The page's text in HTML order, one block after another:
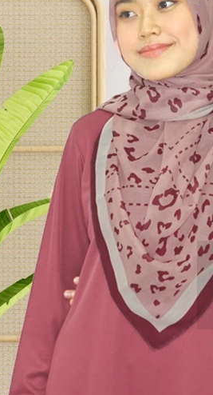
Yazeeda
Nama
Berkat, bertambah, lebih;
lebih
'Yazeeda Yusrina'